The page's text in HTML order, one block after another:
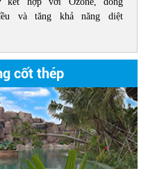
và tăng khả năng diệt
cốt thép